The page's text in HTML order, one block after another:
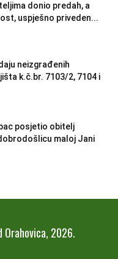
donio predah, a
uspješno priveden...
neizgrađenih
k.č.br. 7103/2, 7104 i
posjetio obitelj
maloj Jani
2026.